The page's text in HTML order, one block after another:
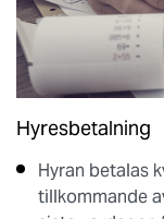
Hyresbetalning
Hyran betalas
tillkommande